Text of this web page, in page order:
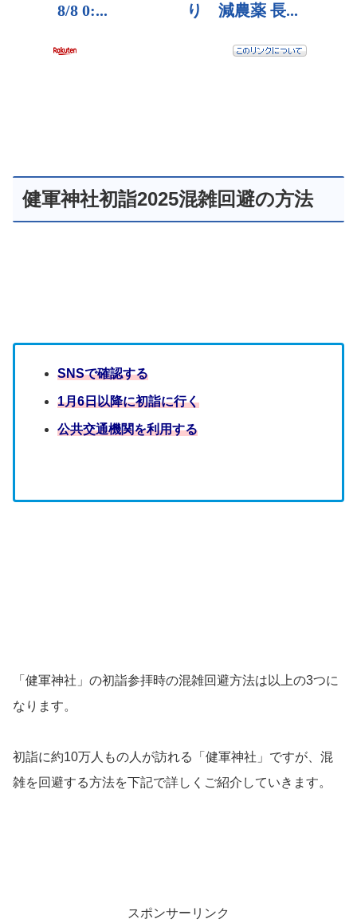
健軍神社初詣2025混雑回避の方法
SNSで確認する
1月6日以降に初詣に行く
公共交通機関を利用する
「健軍神社」の初詣参拝時の混雑回避方法は以上の3つに
なります。
初詣に約10万人もの人が訪れる「健軍神社」ですが、混
雑を回避する方法を下記で詳しくご紹介していきます。
スポンサーリンク